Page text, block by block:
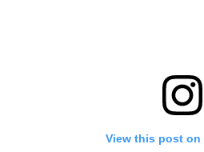
View this post on